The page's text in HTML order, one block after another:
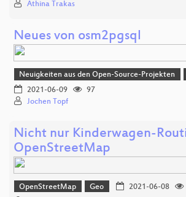
Athina Trakas
Neues von osm2pgsql
Neuigkeiten aus den Open-Source-Projekten
2021-06-09
97
Jochen Topf
Nicht nur Kinderwagen-
OpenStreetMap
OpenStreetMap Geo 2021-06-08